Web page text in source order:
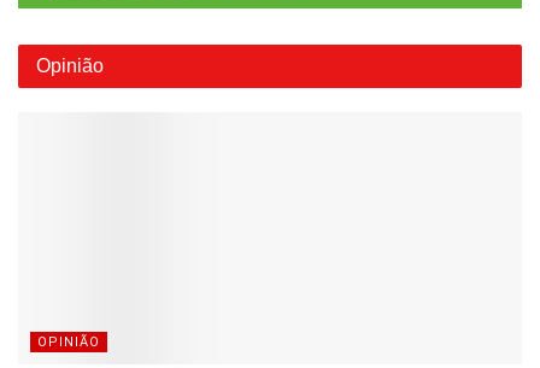
Opinião
OPINIÃO